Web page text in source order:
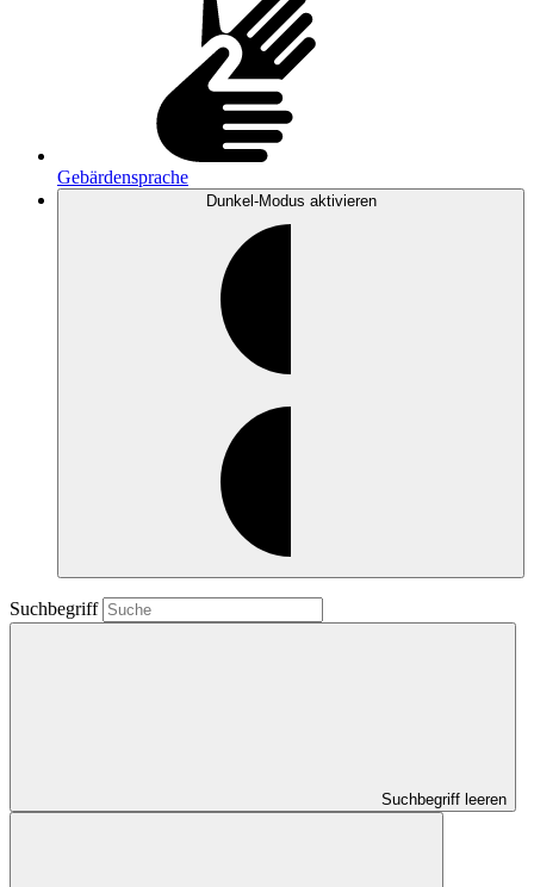
Gebärdensprache
Dunkel-Modus aktivieren
Suchbegriff
Suchbegriff leeren